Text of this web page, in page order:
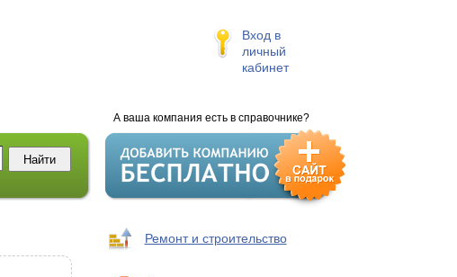
Вход в
личный
кабинет
А ваша компания есть в справочнике?
Ремонт и строительство